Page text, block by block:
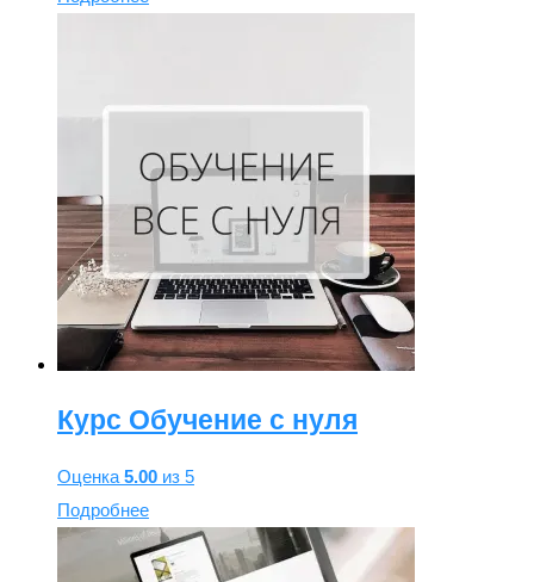
Курс Обучение с нуля
Оценка 5.00 из 5
Подробнее